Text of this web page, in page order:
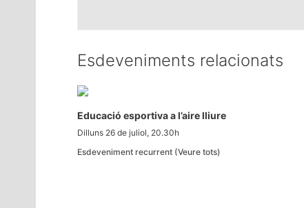
Esdeveniments relacionats
Educació esportiva a l’aire lliure
Dilluns 26 de juliol, 20.30h
Esdeveniment recurrent (Veure tots)